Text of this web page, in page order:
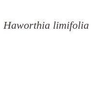
Haworthia limifolia